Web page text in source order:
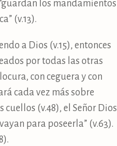
los mandamientos
(v.13).
a Dios (v.15), entonces
por todas las otras
con ceguera y con
cada vez más sobre
cuellos (v.48), el Señor Dios
para poseerla” (v.63).